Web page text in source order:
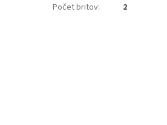
Počet britov: 2